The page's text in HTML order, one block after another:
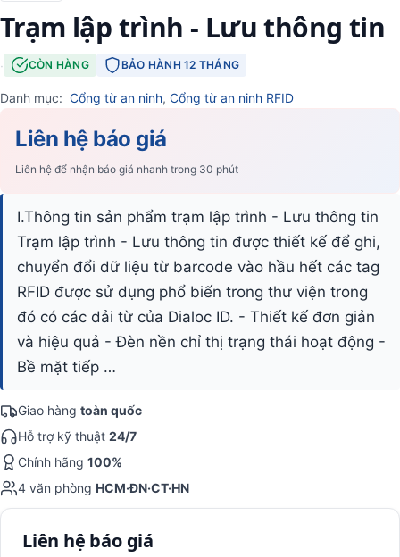
Trạm lập trình - Lưu thông tin
· CÒN HÀNG BẢO HÀNH 12 THÁNG
Danh mục: Cổng từ an ninh, Cổng từ an ninh RFID
Liên hệ báo giá
Liên hệ để nhận báo giá nhanh trong 30 phút
I.Thông tin sản phẩm trạm lập trình - Lưu thông tin
Trạm lập trình - Lưu thông tin được thiết kế để ghi,
chuyển đổi dữ liệu từ barcode vào hầu hết các tag
RFID được sử dụng phổ biến trong thư viện trong
đó có các dải từ của Dialoc ID. - Thiết kế đơn giản
và hiệu quả - Đèn nền chỉ thị trạng thái hoạt động -
Bề mặt tiếp …
Giao hàng toàn quốc
Hỗ trợ kỹ thuật 24/7
Chính hãng 100%
4 văn phòng HCM·ĐN·CT·HN
Liên hệ báo giá